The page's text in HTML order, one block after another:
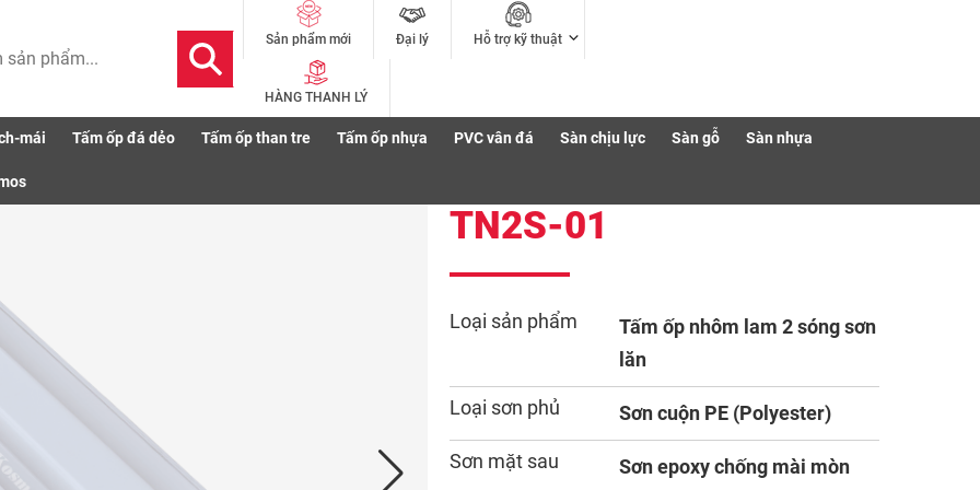
Sản phẩm mới Đại lý Hỗ trợ kỹ thuật
HÀNG THANH LÝ
mái Tấm ốp đá dẻo Tấm ốp than tre Tấm ốp nhựa PVC vân đá Sàn chịu lực Sàn gỗ Sàn nhựa
TN2S-01
Loại sản phẩm
Tấm ốp nhôm lam 2 sóng sơn
lăn
Loại sơn phủ Sơn cuộn PE (Polyester)
Sơn mặt sau
Sơn epoxy chống mài mòn